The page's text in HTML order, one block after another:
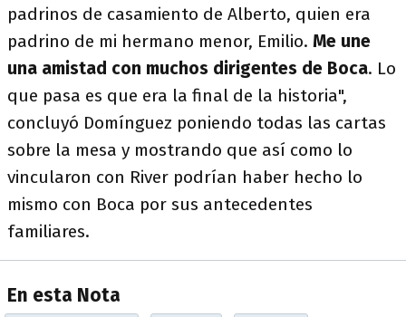
padrinos de casamiento de Alberto, quien era
padrino de mi hermano menor, Emilio. Me une
una amistad con muchos dirigentes de Boca. Lo
que pasa es que era la final de la historia",
concluyó Domínguez poniendo todas las cartas
sobre la mesa y mostrando que así como lo
vincularon con River podrían haber hecho lo
mismo con Boca por sus antecedentes
familiares.
En esta Nota